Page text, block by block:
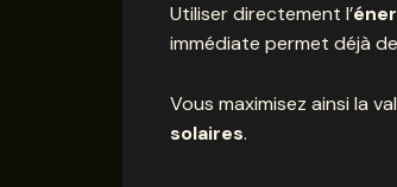
Utiliser directement l’
immédiate permet déjà
Vous maximisez ainsi la
solaires.